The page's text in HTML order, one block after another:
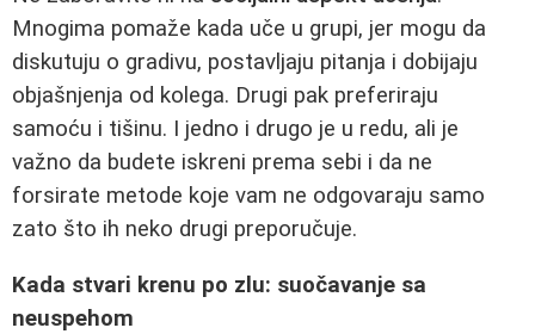
Mnogima pomaže kada uče u grupi, jer mogu da
diskutuju o gradivu, postavljaju pitanja i dobijaju
objašnjenja od kolega. Drugi pak preferiraju
samoću i tišinu. I jedno i drugo je u redu, ali je
važno da budete iskreni prema sebi i da ne
forsirate metode koje vam ne odgovaraju samo
zato što ih neko drugi preporučuje.
Kada stvari krenu po zlu: suočavanje sa
neuspehom